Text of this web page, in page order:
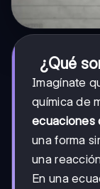
¿Qué
Imagínate
química de
ecuaciones
una forma
una
En una